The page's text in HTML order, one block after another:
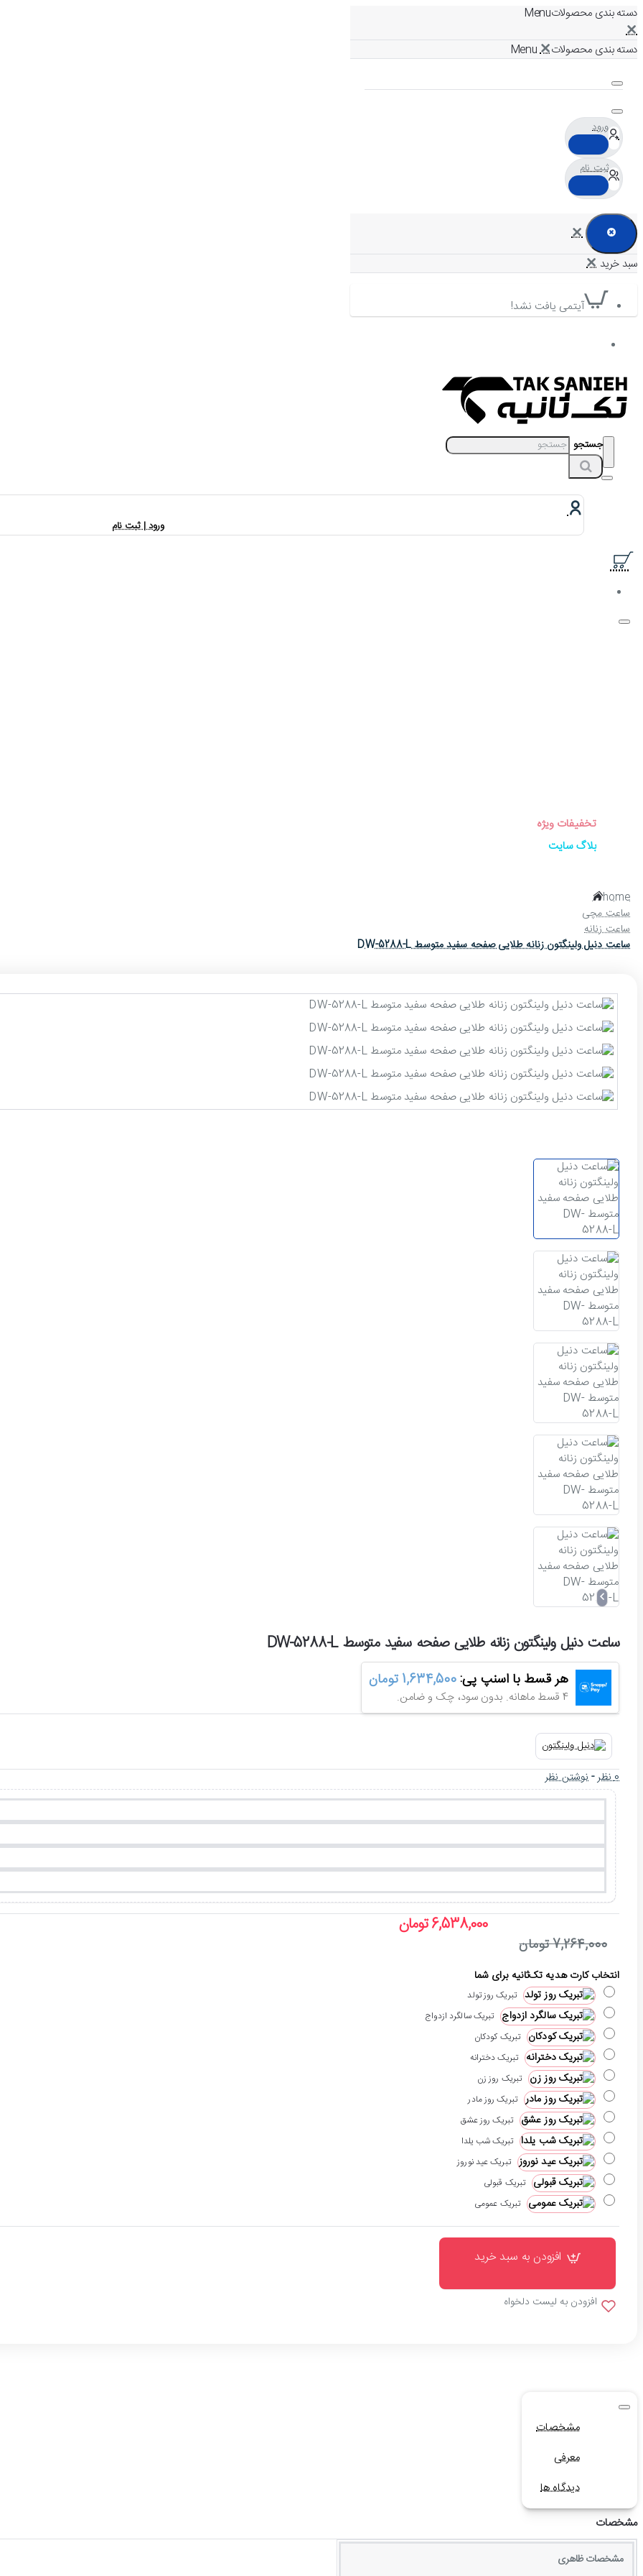
دسته بندی محصولات
دسته بندی محصولات
ورود
ثبت نام
آیتمی یافت نشد!
جستجو
ورود | ثبت نام
تخفیفات ویژه
بلاگ سایت
home
ساعت مچی
ساعت زنانه
ساعت دنیل ولینگتون زنانه طلایی صفحه سفید متوسط DW-5288-L
ساعت دنیل ولینگتون زنانه طلایی صفحه سفید متوسط DW-5288-L
هر قسط با اسنپ پی:1,634,500 تومان
4 قسط ماهانه. بدون سود، چک و ضامن.
0 نظر -نوشتن نظر
6,538,000 تومان
7,264,000 تومان
انتخاب کارت هدیه تک‌ثانیه برای شما
تبریک روز تولد
تبریک سالگرد ازدواج
تبریک کودکان
تبریک دخترانه
تبریک روز زن
تبریک روز مادر
تبریک روز عشق
تبریک شب یلدا
تبریک عید نوروز
تبریک قبولی
تبریک عمومی
افزودن به سبد خرید
افزودن به لیست دلخواه
مشخصات
معرفی
دیدگاه ها
مشخصات
مشخصات ظاهری